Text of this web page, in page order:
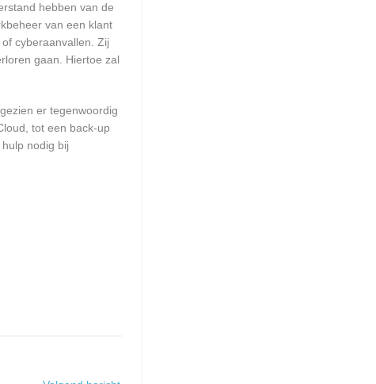
hebben van de
van een klant
cyberaanvallen. Zij
gaan. Hiertoe zal
er tegenwoordig
tot een back-up
nodig bij